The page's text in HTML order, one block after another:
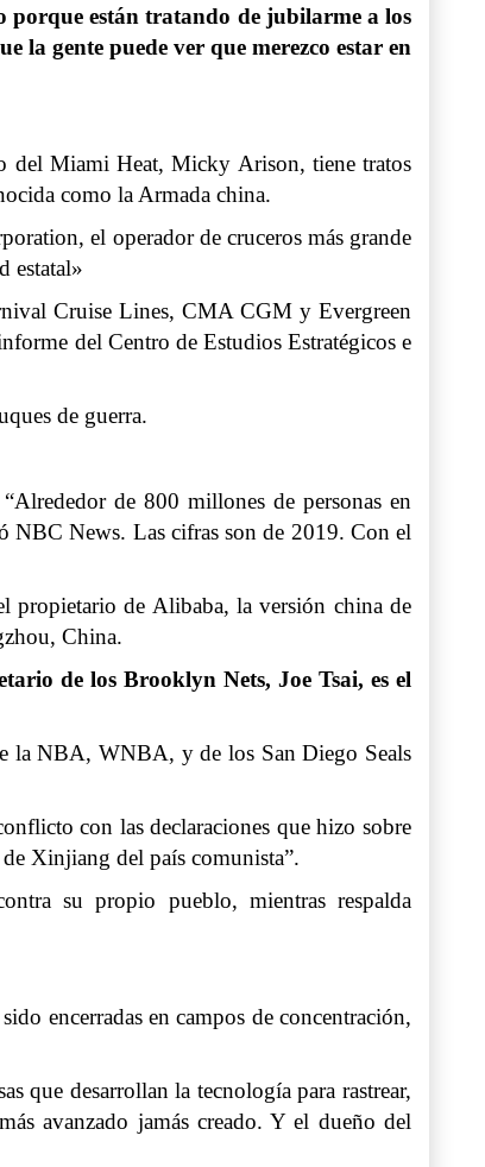
porque están tratando de jubilarme a los
la gente puede ver que merezco estar en
del Miami Heat, Micky Arison, tiene tratos
como la Armada china.
el operador de cruceros más grande
estatal»
Cruise Lines, CMA CGM y Evergreen
del Centro de Estudios Estratégicos e
de guerra.
de 800 millones de personas en
News. Las cifras son de 2019. Con el
propietario de Alibaba, la versión china de
China.
de los Brooklyn Nets, Joe Tsai, es el
la NBA, WNBA, y de los San Diego Seals
con las declaraciones que hizo sobre
Xinjiang del país comunista”.
su propio pueblo, mientras respalda
encerradas en campos de concentración,
que desarrollan la tecnología para rastrear,
avanzado jamás creado. Y el dueño del